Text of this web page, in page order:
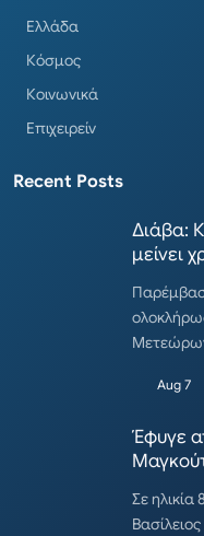
Ελλάδα
Κόσμος
Κοινωνικά
Επιχειρείν
Recent Posts
Διάβα:
μείνει
Aug 7
Έφυγε
Σε